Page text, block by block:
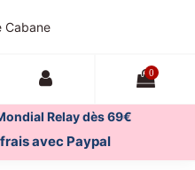
0
Relay dès 69€
avec Paypal